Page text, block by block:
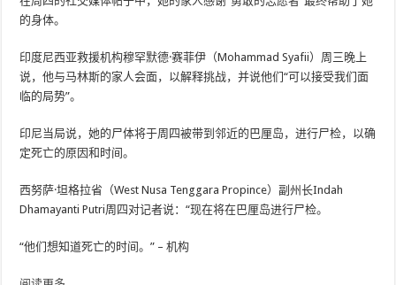
的身体。
印度尼西亚救援机构穆罕默德·赛菲伊（Mohammad Syafii）周三晚上
说，他与马林斯的家人会面，以解释挑战，并说他们“可以接受我们面
临的局势”。
印尼当局说，她的尸体将于周四被带到邻近的巴厘岛，进行尸检，以确
定死亡的原因和时间。
西努萨·坦格拉省（West Nusa Tenggara Propince）副州长Indah
Dhamayanti Putri周四对记者说：“现在将在巴厘岛进行尸检。
“他们想知道死亡的时间。” – 机构